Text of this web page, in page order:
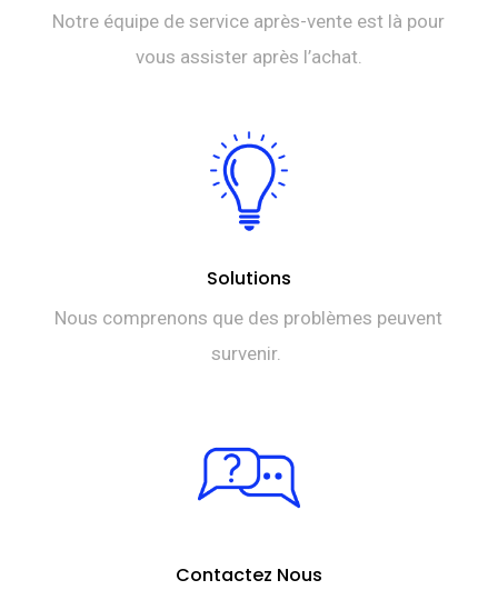
Notre équipe de service après-vente est là pour
vous assister après l’achat.
Solutions
Nous comprenons que des problèmes peuvent
survenir.
Contactez Nous